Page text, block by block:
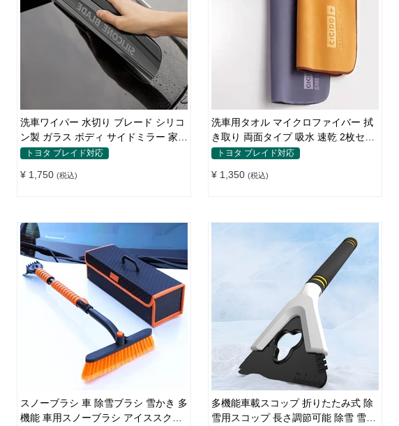
洗車ワイパー 水切り ブレード シリコ
ン製 ガラス ボディ サイドミラー 家事
用トヨタ ブレイド対応
¥ 1,750 (税込)
洗車用タオル マイクロファイバー 拭
き取り 両面タイプ 吸水 速乾 2枚セッ
ト XS~ Lサイズ
トヨタ ブレイド対応
¥ 1,350 (税込)
スノーブラシ 車 除雪ブラシ 雪かき 多
機能 車用スノーブラシ アイススクレ
多機能車載スコップ 折りたたみ式 除
雪用スコップ 長さ調節可能 除雪 雪か